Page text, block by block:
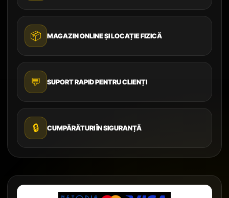
📦 MAGAZIN ONLINE ȘI LOCAȚIE FIZICĂ
💬 SUPORT RAPID PENTRU CLIENȚI
🔒 CUMPĂRĂTURI ÎN SIGURANȚĂ